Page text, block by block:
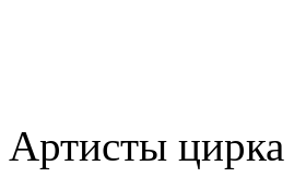
Артисты цирка